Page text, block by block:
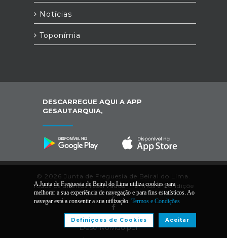
Notícias
Toponímia
DESCARREGUE AQUI A APP
GESAUTARQUIA,
© 2026 Junta de Freguesia de Beiral do Lima.
Todos os direitos reservados |Termos e Condiçõe
s
Desenvolvido por:
A Junta de Freguesia de Beiral do Lima utiliza cookies para
melhorar a sua experiência de navegação e para fins estatísticos. Ao
navegar está a consentir a sua utilização. Termos e Condições
Aceitar
Definiçoes de Cookies